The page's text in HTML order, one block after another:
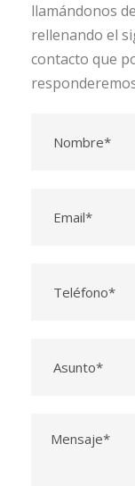
llamándonos
rellenando el
contacto que